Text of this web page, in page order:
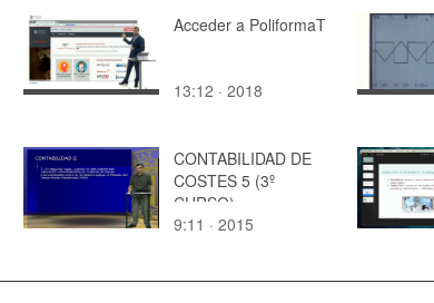
Acceder a PoliformaT
13:12 · 2018
CONTABILIDAD DE
COSTES 5 (3º
CURSO)
9:11 · 2015